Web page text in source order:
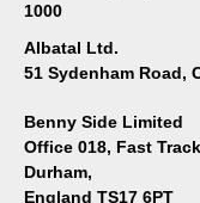
1000
Albatal Ltd.
51 Sydenham Road,
Benny Side Limited
Office 018, Fast
Durham,
England TS17 6PT